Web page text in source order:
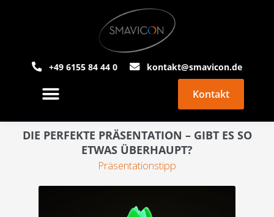
+49 6155 84 44 0 kontakt@smavicon.de
Kontakt
DIE PERFEKTE PRÄSENTATION – GIBT ES SO
ETWAS ÜBERHAUPT?
Präsentationstipp